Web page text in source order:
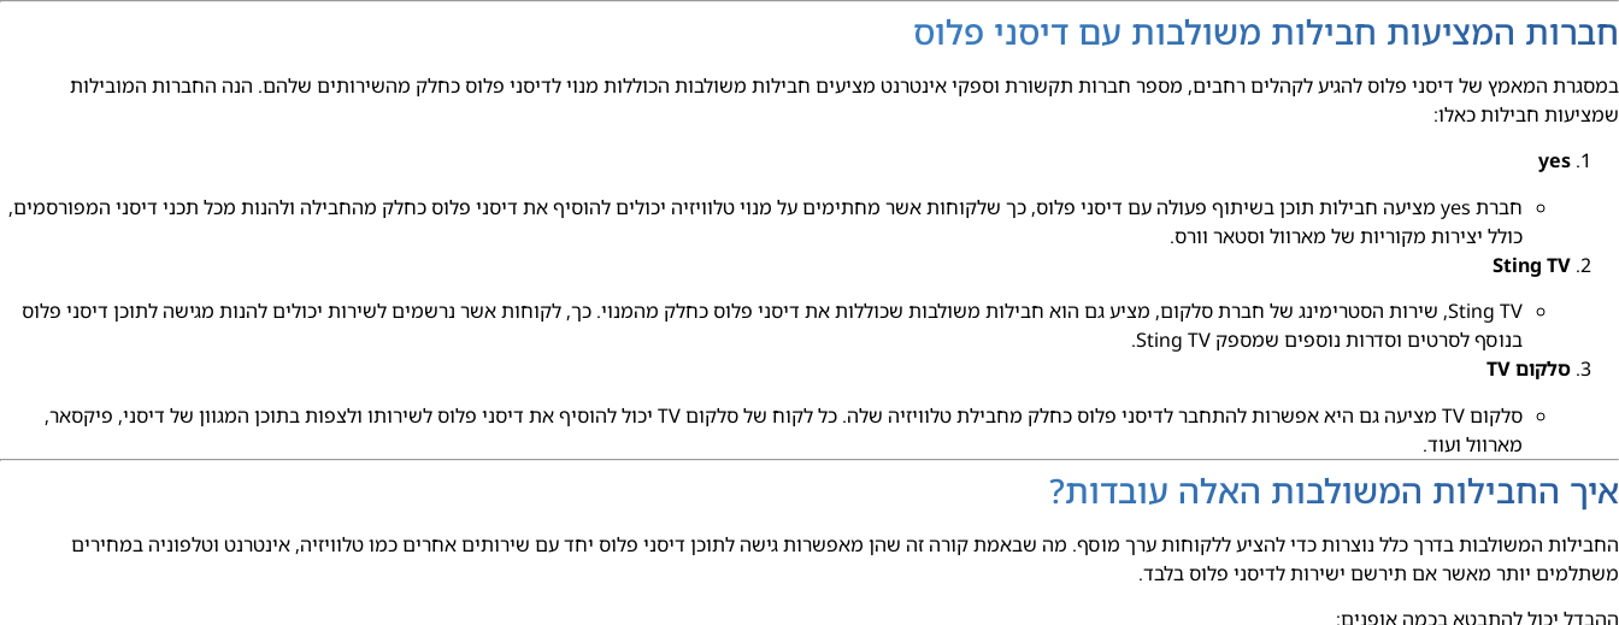
חברות המציעות חבילות משולבות עם דיסני פלוס
במסגרת המאמץ של דיסני פלוס להגיע לקהלים רחבים, מספר חברות תקשורת וספקי אינטרנט מציעים חבילות משולבות הכוללות מנוי לדיסני פלוס כחלק מהשירותים שלהם. הנה החברות המובילות
שמציעות חבילות כאלו:
yes
חברת yes מציעה חבילות תוכן בשיתוף פעולה עם דיסני פלוס, כך שלקוחות אשר מחתימים על מנוי טלוויזיה יכולים להוסיף את דיסני פלוס כחלק מהחבילה ולהנות מכל תכני דיסני המפורסמים,
כולל יצירות מקוריות של מארוול וסטאר וורס.
Sting TV
Sting TV, שירות הסטרימינג של חברת סלקום, מציע גם הוא חבילות משולבות שכוללות את דיסני פלוס כחלק מהמנוי. כך, לקוחות אשר נרשמים לשירות יכולים להנות מגישה לתוכן דיסני פלוס
בנוסף לסרטים וסדרות נוספים שמספק Sting TV.
סלקום TV
סלקום TV מציעה גם היא אפשרות להתחבר לדיסני פלוס כחלק מחבילת טלוויזיה שלה. כל לקוח של סלקום TV יכול להוסיף את דיסני פלוס לשירותו ולצפות בתוכן המגוון של דיסני, פיקסאר,
מארוול ועוד.
איך החבילות המשולבות האלה עובדות?
החבילות המשולבות בדרך כלל נוצרות כדי להציע ללקוחות ערך מוסף. מה שבאמת קורה זה שהן מאפשרות גישה לתוכן דיסני פלוס יחד עם שירותים אחרים כמו טלוויזיה, אינטרנט וטלפוניה במחירים
משתלמים יותר מאשר אם תירשם ישירות לדיסני פלוס בלבד.
ההבדל יכול להתבטא בכמה אופנים: